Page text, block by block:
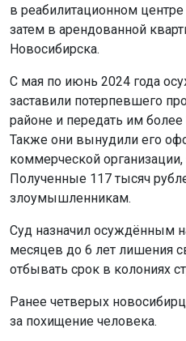
в реабилитационном
затем в арендованной
Новосибирска.
С мая по июнь 2024 года
заставили потерпевшего
районе и передать им
Также они вынудили его
коммерческой
Полученные 117 тысяч
злоумышленникам.
Суд назначил осуждённым
месяцев до 6 лет лишения
отбывать срок в колониях
Ранее четверых
за похищение человека.